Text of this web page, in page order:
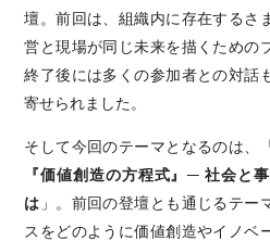
壇。前回は、組織内に存在するさ
営と現場が同じ未来を描くための
終了後には多くの参加者との対話
寄せられました。
そして今回のテーマとなるのは、
『価値創造の方程式』— 社会と
は 」。前回の登壇とも通じるテ
スをどのように価値創造やイノベ